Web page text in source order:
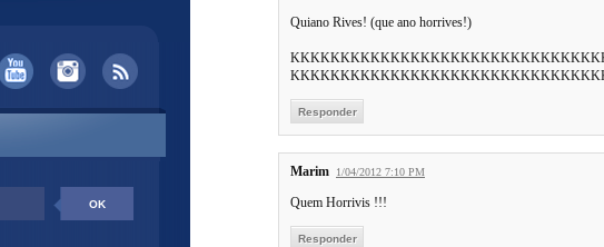
Quiano Rives! (que ano horrives!)
Responder
Marim 1/04/2012 7:10 PM
Quem Horrivis !!!
Responder